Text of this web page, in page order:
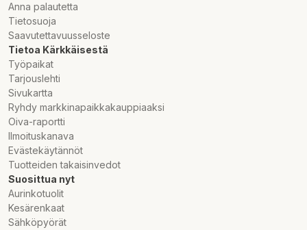
Anna palautetta
Tietosuoja
Saavutettavuusseloste
Tietoa Kärkkäisestä
Työpaikat
Tarjouslehti
Sivukartta
Ryhdy markkinapaikkakauppiaaksi
Oiva-raportti
Ilmoituskanava
Evästekäytännöt
Tuotteiden takaisinvedot
Suosittua nyt
Aurinkotuolit
Kesärenkaat
Sähköpyörät